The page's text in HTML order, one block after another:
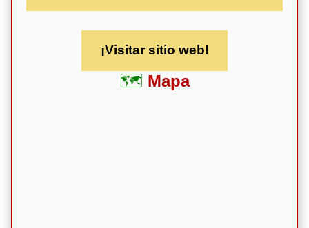
¡Visitar sitio web!
Mapa